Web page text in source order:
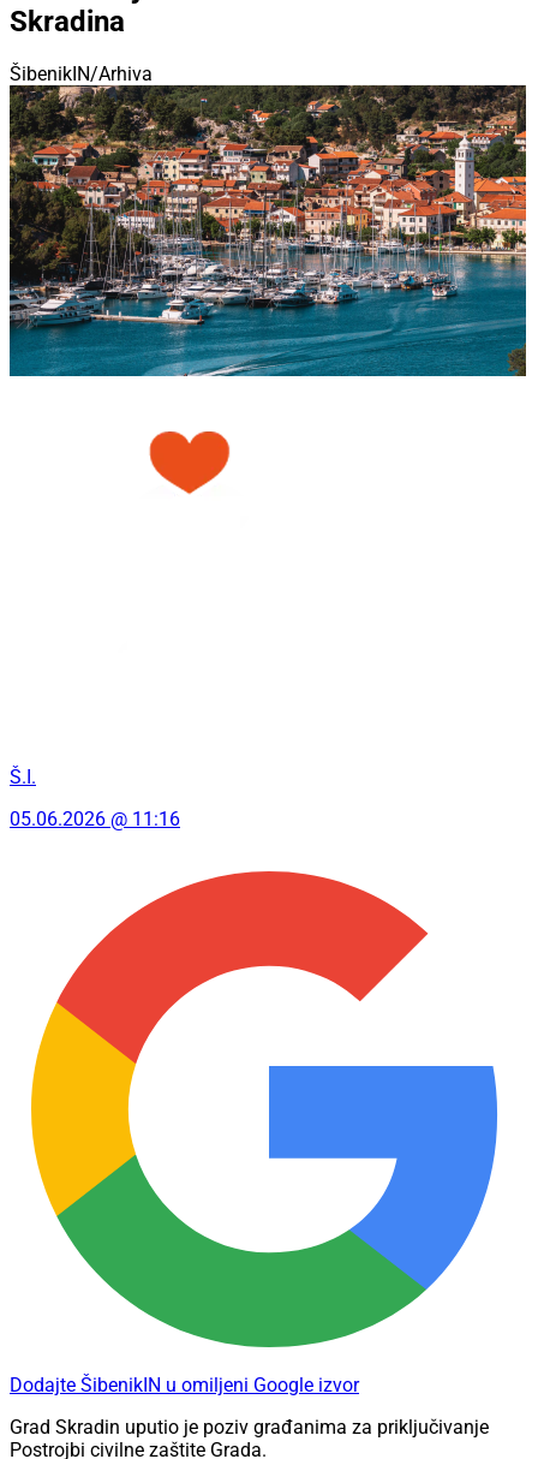
Skradina
ŠibenikIN/Arhiva
Š.I.
05.06.2026 @ 11:16
Dodajte ŠibenikIN u omiljeni Google izvor
Grad Skradin uputio je poziv građanima za priključivanje
Postrojbi civilne zaštite Grada.